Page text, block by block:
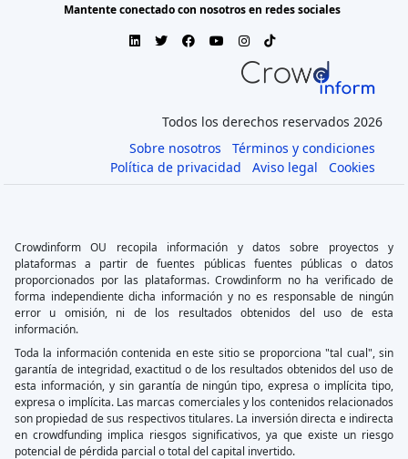
Mantente conectado con nosotros en redes sociales
Todos los derechos reservados 2026
Sobre nosotros
Términos y condiciones
Política de privacidad
Aviso legal Cookies
Crowdinform OU recopila información y datos sobre proyectos y
plataformas a partir de fuentes públicas fuentes públicas o datos
proporcionados por las plataformas. Crowdinform no ha verificado de
forma independiente dicha información y no es responsable de ningún
error u omisión, ni de los resultados obtenidos del uso de esta
información.
Toda la información contenida en este sitio se proporciona "tal cual", sin
garantía de integridad, exactitud o de los resultados obtenidos del uso de
esta información, y sin garantía de ningún tipo, expresa o implícita tipo,
expresa o implícita. Las marcas comerciales y los contenidos relacionados
son propiedad de sus respectivos titulares. La inversión directa e indirecta
en crowdfunding implica riesgos significativos, ya que existe un riesgo
potencial de pérdida parcial o total del capital invertido.